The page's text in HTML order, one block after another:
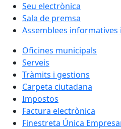
Seu electrònica
Sala de premsa
Assemblees
Oficines municipals
Serveis
Tràmits i gestions
Carpeta ciutadana
Impostos
Factura electrònica
Finestreta Única